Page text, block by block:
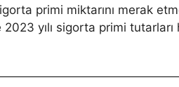
primi miktarını merak
yılı sigorta primi tutarları